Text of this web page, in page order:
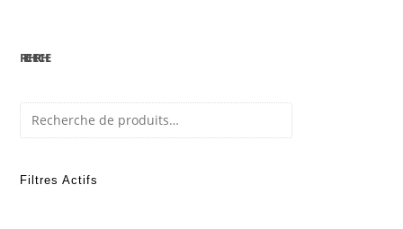
RECHERCHE
Filtres Actifs